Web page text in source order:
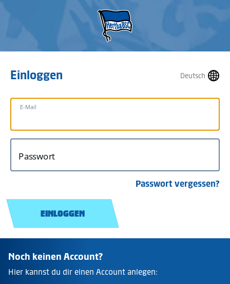
Deutsch
Einloggen
E-Mail
Passwort
Passwort vergessen?
EINLOGGEN
Noch keinen Account?
Hier kannst du dir einen Account anlegen: